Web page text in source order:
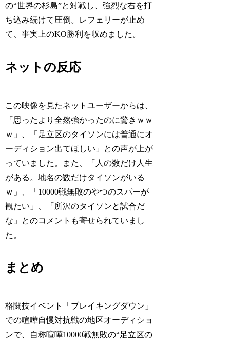
の“世界の杉島”と対戦し、強烈な右を打
ち込み続けて圧倒。レフェリーが止め
て、事実上のKO勝利を収めました。
ネットの反応
この映像を見たネットユーザーからは、
「思ったより全然強かったのに驚きｗｗ
ｗ」、「足立区のタイソンには普通にオ
ーディション出てほしい」との声が上が
っていました。また、「人の数だけ人生
がある。地名の数だけタイソンがいる
ｗ」、「10000戦無敗のやつのスパーが
観たい」、「所沢のタイソンと試合だ
な」とのコメントも寄せられていまし
た。
まとめ
格闘技イベント「ブレイキングダウン」
での喧嘩自慢対抗戦の地区オーディショ
ンで、自称喧嘩10000戦無敗の“足立区の